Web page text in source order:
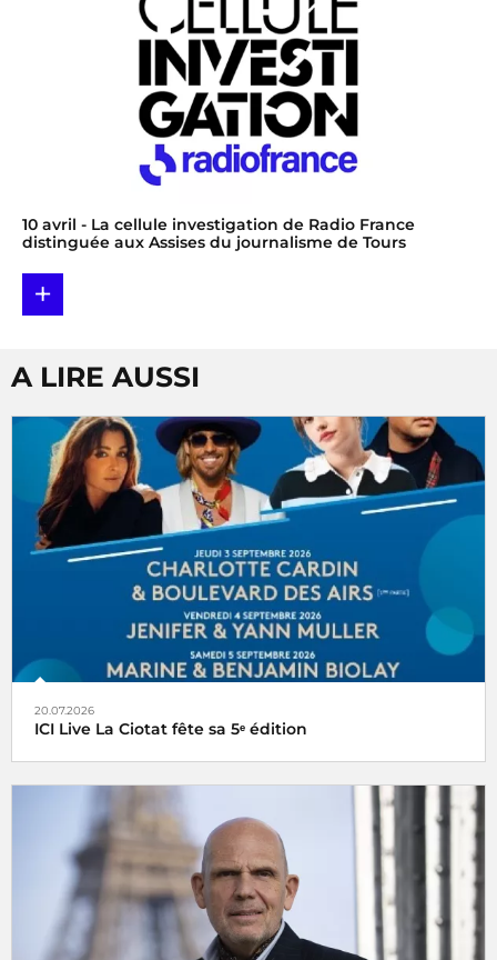
10 avril - La cellule investigation de Radio France
distinguée aux Assises du journalisme de Tours
+
A LIRE AUSSI
20.07.2026
ICI Live La Ciotat fête sa 5ᵉ édition